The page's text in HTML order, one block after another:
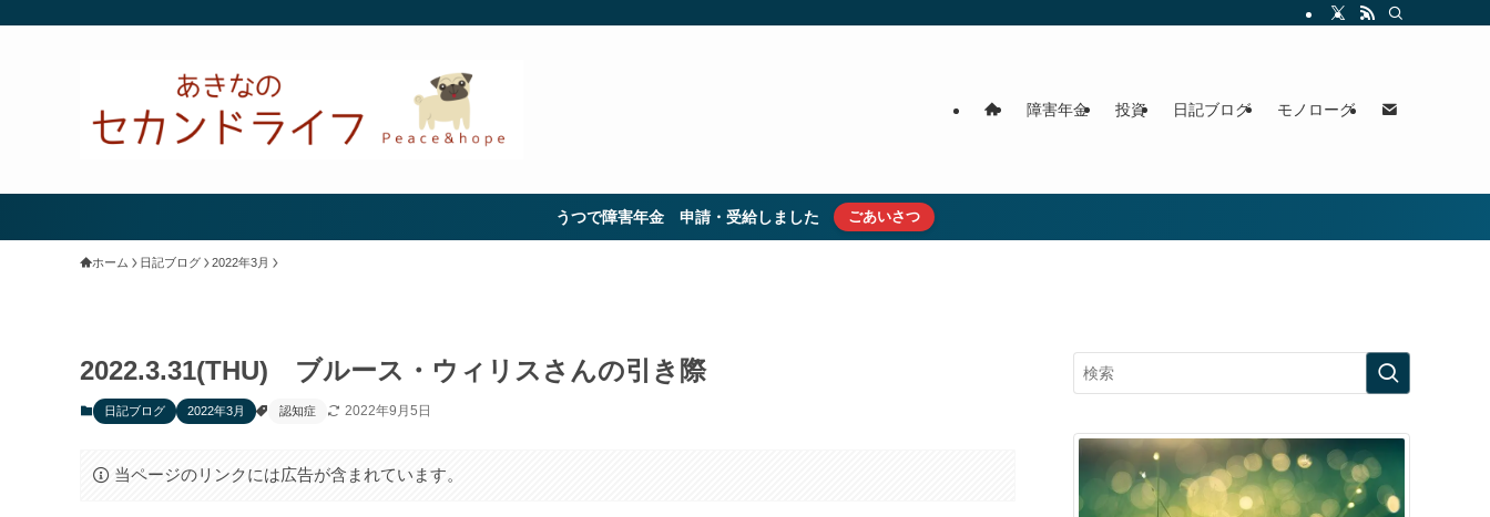
障害年金 投資 日記ブログ モノローグ
うつで障害年金 申請・受給しました ごあいさつ
ホーム 日記ブログ 2022年3月
2022.3.31(THU) ブルース・ウィリスさんの引き際
日記ブログ 2022年3月 認知症 2022年9月5日
当ページのリンクには広告が含まれています。